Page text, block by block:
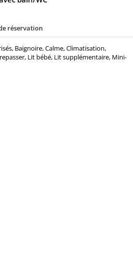
réservation
Baignoire, Calme, Climatisation,
Lit bébé, Lit supplémentaire, Mini-